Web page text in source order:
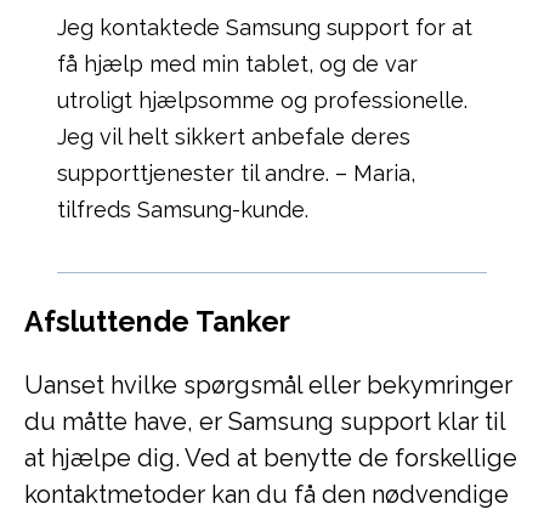
Jeg kontaktede Samsung support for at
få hjælp med min tablet, og de var
utroligt hjælpsomme og professionelle.
Jeg vil helt sikkert anbefale deres
supporttjenester til andre. – Maria,
tilfreds Samsung-kunde.
Afsluttende Tanker
Uanset hvilke spørgsmål eller bekymringer
du måtte have, er Samsung support klar til
at hjælpe dig. Ved at benytte de forskellige
kontaktmetoder kan du få den nødvendige